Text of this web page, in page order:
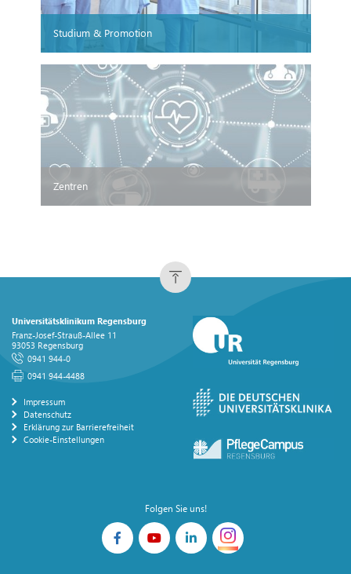
Studium & Promotion
Zentren
Universitätsklinikum Regensburg
Franz-Josef-Strauß-Allee 11
93053 Regensburg
0941 944-0
0941 944-4488
Impressum
Datenschutz
Erklärung zur Barrierefreiheit
Cookie-Einstellungen
Folgen Sie uns!